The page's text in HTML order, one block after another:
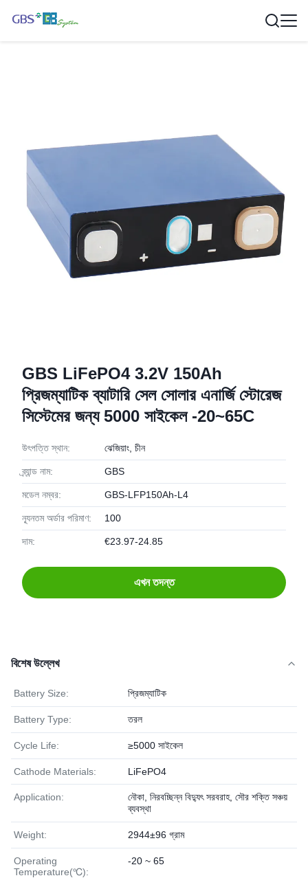
GBS LiFePO4 3.2V 150Ah
প্রিজম্যাটিক ব্যাটারি সেল সোলার এনার্জি স্টোরেজ
সিস্টেমের জন্য 5000 সাইকেল -20~65C
উৎপত্তি স্থান: ঝেজিয়াং, চীন
ব্র্যান্ড নাম: GBS
মডেল নম্বর: GBS-LFP150Ah-L4
ন্যূনতম অর্ডার পরিমাণ: 100
দাম: €23.97-24.85
এখন তদন্ত
বিশেষ উল্লেখ
Battery Size: প্রিজম্যাটিক
Battery Type: তরল
Cycle Life: ≥5000 সাইকেল
Cathode Materials: LiFePO4
Application:
নৌকা, নিরবচ্ছিন্ন বিদ্যুৎ সরবরাহ, সৌর শক্তি সঞ্চয়
ব্যবস্থা
Weight: 2944±96 গ্রাম
Operating
Temperature(℃):
-20 ~ 65